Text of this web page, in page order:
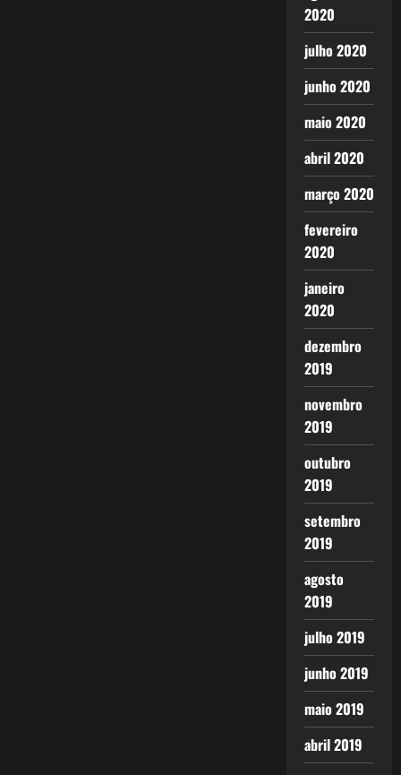
2020
julho 2020
junho 2020
maio 2020
abril 2020
março 2020
fevereiro
2020
janeiro
2020
dezembro
2019
novembro
2019
outubro
2019
setembro
2019
agosto
2019
julho 2019
junho 2019
maio 2019
abril 2019